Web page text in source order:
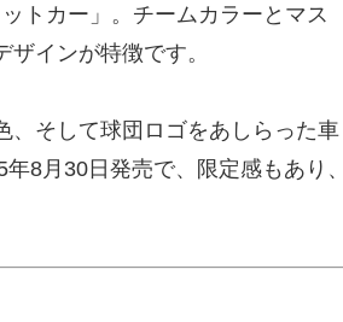
トカー」。チームカラーとマス
インが特徴です。
、そして球団ロゴをあしらった車
8月30日発売で、限定感もあり、